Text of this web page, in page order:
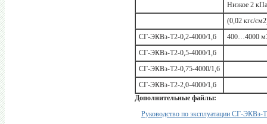
Низкое 2 кПа
(0,02 кгс/
СГ-ЭКВз-Т2-0,2-4000/1,6
400…4000
СГ-ЭКВз-Т2-0,5-4000/1,6
СГ-ЭКВз-Т2-0,75-4000/1,6
СГ-ЭКВз-Т2-2,0-4000/1,6
Дополнительные файлы:
Руководство по эксплуатации СГ-ЭКВз-